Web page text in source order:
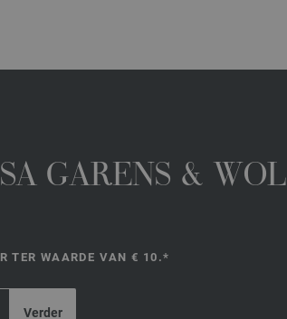
GARENS & WOL
TER WAARDE VAN € 10.*